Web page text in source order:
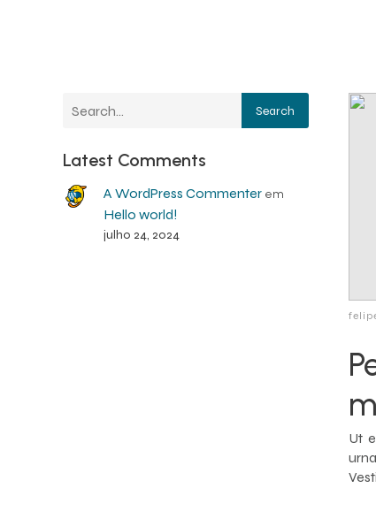
Search
Latest Comments
A WordPress Commenterem
Hello world!
julho 24, 2024
Ut